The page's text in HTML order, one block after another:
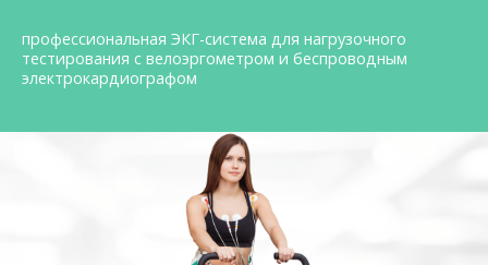
Контакты
Обучение
Дилеры
профессиональная ЭКГ-система для нагрузочного
тестирования с велоэргометром и беспроводным
электрокардиографом